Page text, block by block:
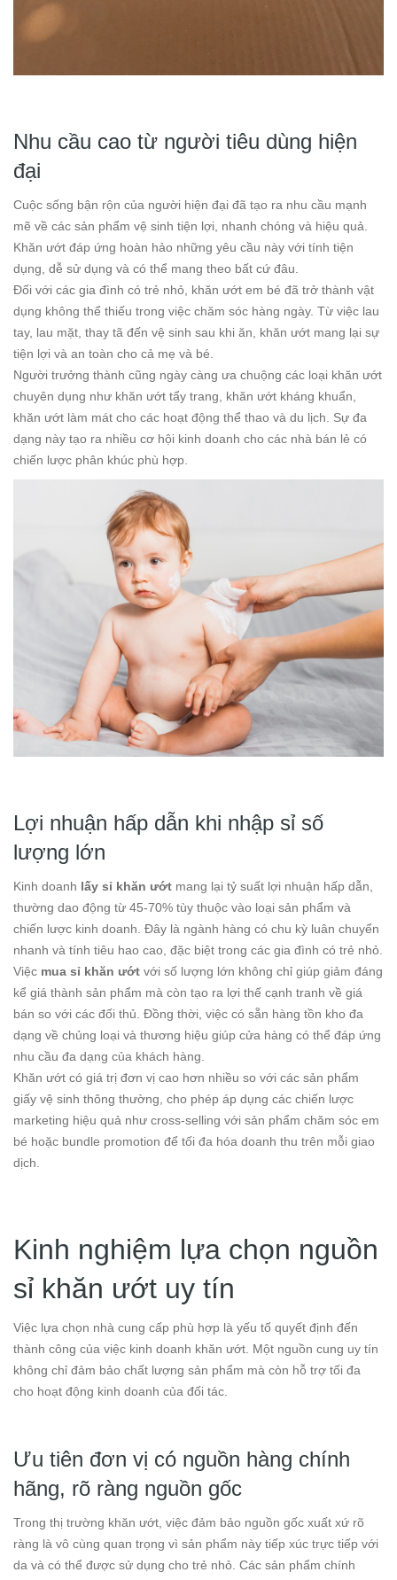
Nhu cầu cao từ người tiêu dùng hiện
đại
Cuộc sống bận rộn của người hiện đại đã tạo ra nhu cầu mạnh
mẽ về các sản phẩm vệ sinh tiện lợi, nhanh chóng và hiệu quả.
Khăn ướt đáp ứng hoàn hảo những yêu cầu này với tính tiện
dụng, dễ sử dụng và có thể mang theo bất cứ đâu.
Đối với các gia đình có trẻ nhỏ, khăn ướt em bé đã trở thành vật
dụng không thể thiếu trong việc chăm sóc hàng ngày. Từ việc lau
tay, lau mặt, thay tã đến vệ sinh sau khi ăn, khăn ướt mang lại sự
tiện lợi và an toàn cho cả mẹ và bé.
Người trưởng thành cũng ngày càng ưa chuộng các loại khăn ướt
chuyên dụng như khăn ướt tẩy trang, khăn ướt kháng khuẩn,
khăn ướt làm mát cho các hoạt động thể thao và du lịch. Sự đa
dạng này tạo ra nhiều cơ hội kinh doanh cho các nhà bán lẻ có
chiến lược phân khúc phù hợp.
Lợi nhuận hấp dẫn khi nhập sỉ số
lượng lớn
Kinh doanh lấy sỉ khăn ướt mang lại tỷ suất lợi nhuận hấp dẫn,
thường dao động từ 45-70% tùy thuộc vào loại sản phẩm và
chiến lược kinh doanh. Đây là ngành hàng có chu kỳ luân chuyển
nhanh và tính tiêu hao cao, đặc biệt trong các gia đình có trẻ nhỏ.
Việc mua sỉ khăn ướt với số lượng lớn không chỉ giúp giảm đáng
kể giá thành sản phẩm mà còn tạo ra lợi thế cạnh tranh về giá
bán so với các đối thủ. Đồng thời, việc có sẵn hàng tồn kho đa
dạng về chủng loại và thương hiệu giúp cửa hàng có thể đáp ứng
nhu cầu đa dạng của khách hàng.
Khăn ướt có giá trị đơn vị cao hơn nhiều so với các sản phẩm
giấy vệ sinh thông thường, cho phép áp dụng các chiến lược
marketing hiệu quả như cross-selling với sản phẩm chăm sóc em
bé hoặc bundle promotion để tối đa hóa doanh thu trên mỗi giao
dịch.
Kinh nghiệm lựa chọn nguồn
sỉ khăn ướt uy tín
Việc lựa chọn nhà cung cấp phù hợp là yếu tố quyết định đến
thành công của việc kinh doanh khăn ướt. Một nguồn cung uy tín
không chỉ đảm bảo chất lượng sản phẩm mà còn hỗ trợ tối đa
cho hoạt động kinh doanh của đối tác.
Ưu tiên đơn vị có nguồn hàng chính
hãng, rõ ràng nguồn gốc
Trong thị trường khăn ướt, việc đảm bảo nguồn gốc xuất xứ rõ
ràng là vô cùng quan trọng vì sản phẩm này tiếp xúc trực tiếp với
da và có thể được sử dụng cho trẻ nhỏ. Các sản phẩm chính